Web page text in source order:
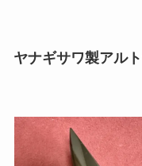
ヤナギサワ製アル